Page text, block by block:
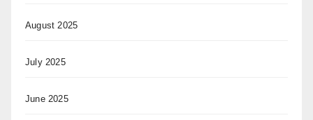
August 2025
July 2025
June 2025